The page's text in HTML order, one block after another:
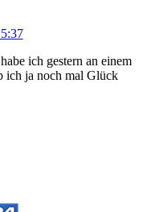
ich gestern an einem
ich ja noch mal Glück